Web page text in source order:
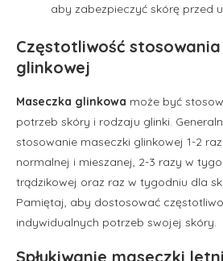
aby zabezpieczyć skórę przed
Częstotliwość
glinkowej
Maseczka glinkowa może być
potrzeb skóry i rodzaju glinki.
stosowanie maseczki glinkowej 1-2
normalnej i mieszanej, 2-3 razy w
trądzikowej oraz raz w tygodniu dla
Pamiętaj, aby dostosować
indywidualnych potrzeb swojej skóry.
Spłukiwanie maseczki